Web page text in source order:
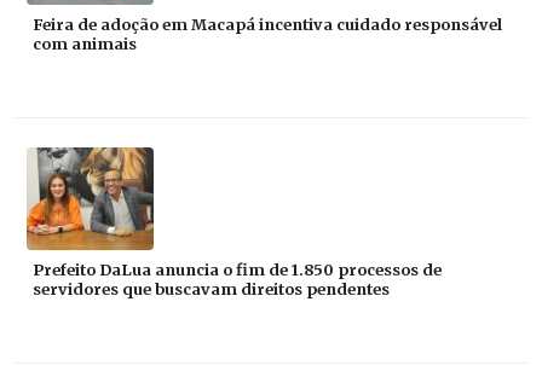
Feira de adoção em Macapá incentiva cuidado responsável
com animais
Prefeito DaLua anuncia o fim de 1.850 processos de
servidores que buscavam direitos pendentes